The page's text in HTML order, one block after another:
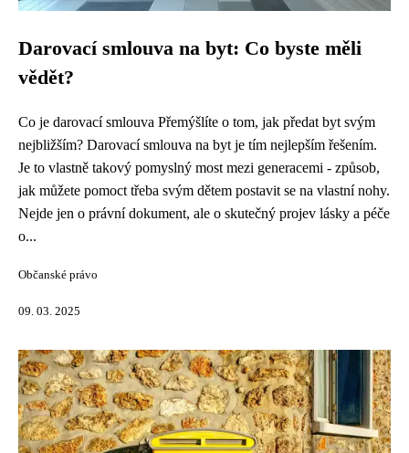
Darovací smlouva na byt: Co byste měli
vědět?
Co je darovací smlouva Přemýšlíte o tom, jak předat byt svým
nejbližším? Darovací smlouva na byt je tím nejlepším řešením.
Je to vlastně takový pomyslný most mezi generacemi - způsob,
jak můžete pomoct třeba svým dětem postavit se na vlastní nohy.
Nejde jen o právní dokument, ale o skutečný projev lásky a péče
o...
Občanské právo
09. 03. 2025